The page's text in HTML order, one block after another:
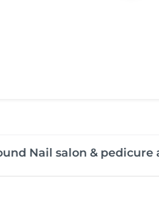
Nail salon &